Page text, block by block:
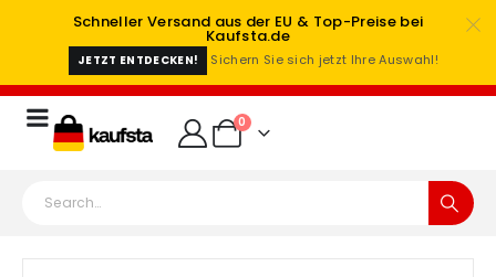
Schneller Versand aus der EU & Top-Preise bei
Kaufsta.de
JETZT ENTDECKEN! Sichern Sie sich jetzt Ihre Auswahl!
0